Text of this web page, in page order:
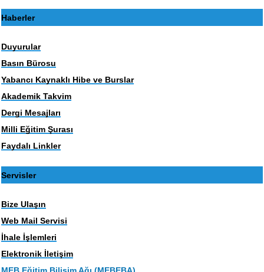
Haberler
Duyurular
Basın Bürosu
Yabancı Kaynaklı Hibe ve Burslar
Akademik Takvim
Dergi Mesajları
Milli Eğitim Şurası
Faydalı Linkler
Servisler
Bize Ulaşın
Web Mail Servisi
İhale İşlemleri
Elektronik İletişim